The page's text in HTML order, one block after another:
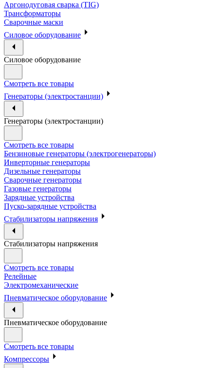
Аргонодуговая сварка (TIG)
Трансформаторы
Сварочные маски
Силовое оборудование
Силовое оборудование
Смотреть все товары
Генераторы (электростанции)
Генераторы (электростанции)
Смотреть все товары
Бензиновые генераторы (электрогенераторы)
Инверторные генераторы
Дизельные генераторы
Сварочные генераторы
Газовые генераторы
Зарядные устройства
Пуско-зарядные устройства
Стабилизаторы напряжения
Стабилизаторы напряжения
Смотреть все товары
Релейные
Электромеханические
Пневматическое оборудование
Пневматическое оборудование
Смотреть все товары
Компрессоры